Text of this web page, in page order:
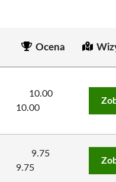
Ocena
10.00
10.00
9.75
9.75